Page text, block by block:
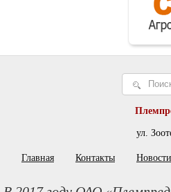
ул.
Главная Контакты Новости